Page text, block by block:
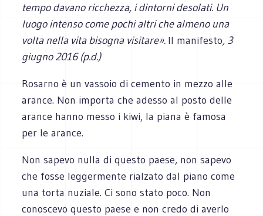
tempo davano ricchezza, i dintorni desolati. Un
luogo intenso come pochi altri che almeno una
volta nella vita bisogna visitare». Il manifesto, 3
giugno 2016 (p.d.)
Rosarno è un vassoio di cemento in mezzo alle
arance. Non importa che adesso al posto delle
arance hanno messo i kiwi, la piana è famosa
per le arance.
Non sapevo nulla di questo paese, non sapevo
che fosse leggermente rialzato dal piano come
una torta nuziale. Ci sono stato poco. Non
conoscevo questo paese e non credo di averlo